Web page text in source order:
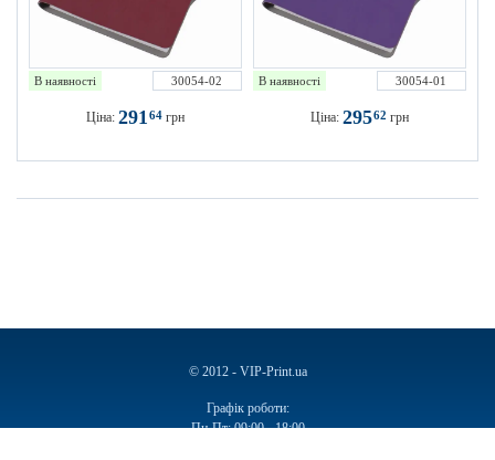
В наявності 30054-02
Ціна: 29164 грн
В наявності 30054-01
Ціна: 29562 грн
© 2012 - VIP-Print.ua
Графік роботи:
Пн-Пт: 09:00 - 18:00